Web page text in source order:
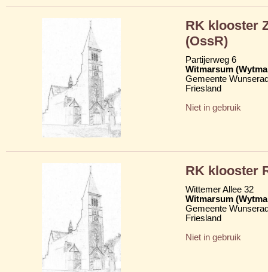
RK klooster
(OssR)
Partijerweg 6
Witmarsum
Gemeente
Friesland
Niet in gebruik
RK klooster
Wittemer Allee 32
Witmarsum
Gemeente
Friesland
Niet in gebruik